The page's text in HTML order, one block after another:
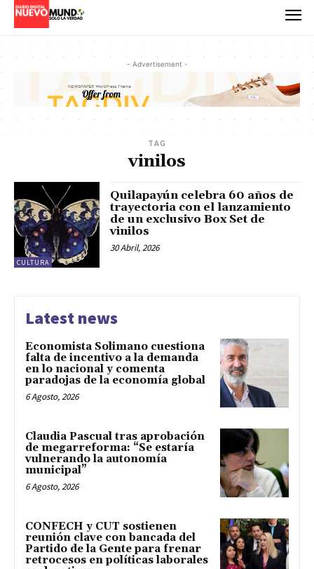
- Advertisement -
TAG
vinilos
CULTURA
Quilapayún celebra 60 años de
trayectoria con el lanzamiento
de un exclusivo Box Set de
vinilos
30 Abril, 2026
Latest news
Economista Solimano cuestiona
falta de incentivo a la demanda
en lo nacional y comenta
paradojas de la economía global
6 Agosto, 2026
Claudia Pascual tras aprobación
de megarreforma: “Se estaría
vulnerando la autonomía
municipal”
6 Agosto, 2026
CONFECH y CUT sostienen
reunión clave con bancada del
Partido de la Gente para frenar
retrocesos en políticas laborales